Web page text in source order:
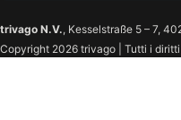
Hotel King
Hotel Flora
trivago N.V., Kesselstraße 5 – 7,
Copyright 2026 trivago | Tutti i